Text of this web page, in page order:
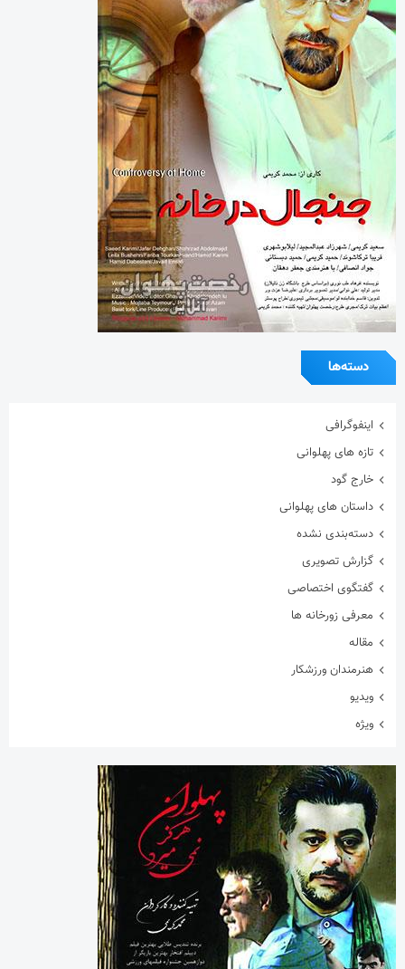
دسته‌ها
اینفوگرافی
تازه های پهلوانی
خارج گود
داستان های پهلوانی
دسته‌بندی نشده
گزارش تصویری
گفتگوی اختصاصی
معرفی زورخانه ها
مقاله
هنرمندان ورزشکار
ویدیو
ویژه